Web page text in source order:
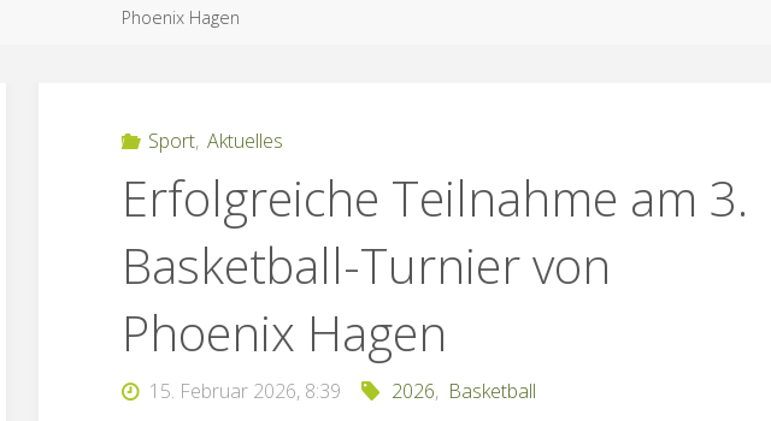
Phoenix Hagen
Sport, Aktuelles
Erfolgreiche Teilnahme am 3.
Basketball-Turnier von
Phoenix Hagen
15. Februar 2026, 8:39 2026, Basketball